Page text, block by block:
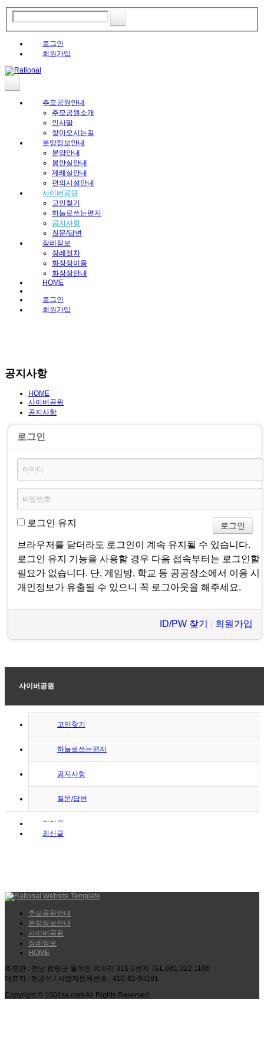
로그인
회원가입
추모공원안내
추모공원소개
인사말
찾아오시는길
분양정보안내
분양안내
봉안실안내
제례실안내
편의시설안내
사이버공원
고인찾기
하늘로쓰는편지
공지사항
질문/답변
장례정보
장례절차
화장장이용
화장장안내
HOME
로그인
회원가입
공지사항
HOME
사이버공원
공지사항
로그인
로그인 유지
브라우저를 닫더라도 로그인이 계속 유지될 수 있습니다.
로그인 유지 기능을 사용할 경우 다음 접속부터는 로그인할
필요가 없습니다. 단, 게임방, 학교 등 공공장소에서 이용 시
개인정보가 유출될 수 있으니 꼭 로그아웃을 해주세요.
ID/PW 찾기 회원가입
사이버공원
고인찾기
하늘로쓰는편지
공지사항
질문/답변
인기글
최신글
추모공원안내
분양정보안내
사이버공원
장례정보
HOME
추모관 : 전남 함평군 월야면 외치리 311-1번지 TEL.061.322.1106
대표자 : 전금석 / 사업자등록번호 : 410-82-60191
Copyright © 1001sa.com All Rights Reserved.